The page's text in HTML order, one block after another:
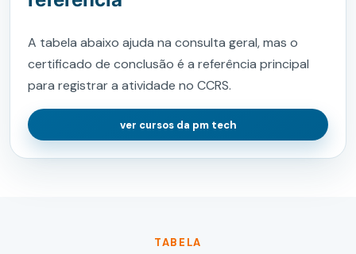
A tabela abaixo ajuda na consulta geral, mas o
certificado de conclusão é a referência principal
para registrar a atividade no CCRS.
ver cursos da pm tech
TABELA